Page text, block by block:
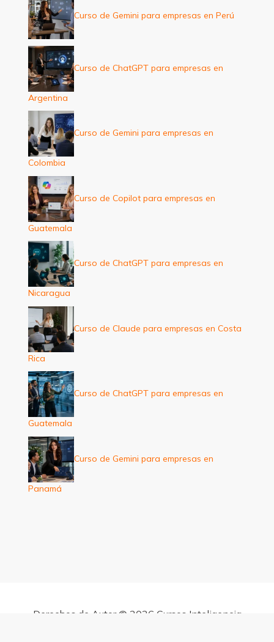
Curso de Gemini para empresas en Perú
Curso de ChatGPT para empresas en
Argentina
Curso de Gemini para empresas en
Colombia
Curso de Copilot para empresas en
Guatemala
Curso de ChatGPT para empresas en
Nicaragua
Curso de Claude para empresas en Costa
Rica
Curso de ChatGPT para empresas en
Guatemala
Curso de Gemini para empresas en
Panamá
Derechos de Autor © 2026 Cursos Inteligencia